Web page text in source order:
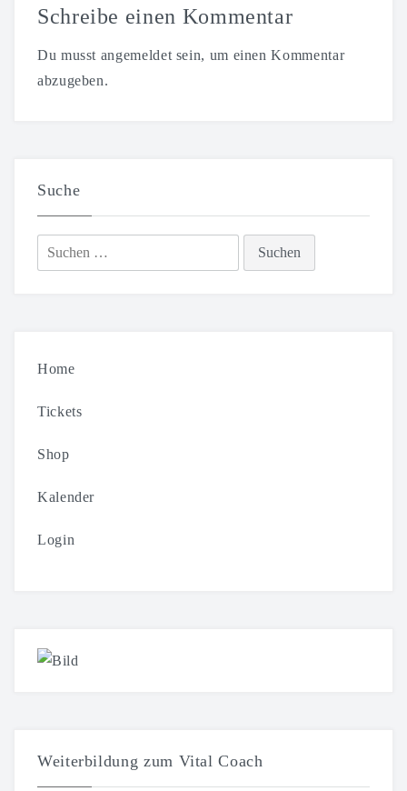
Schreibe einen Kommentar
Du musst angemeldet sein, um einen Kommentar
abzugeben.
Suche
Suchen
nach:
Home
Tickets
Shop
Kalender
Login
Weiterbildung zum Vital Coach